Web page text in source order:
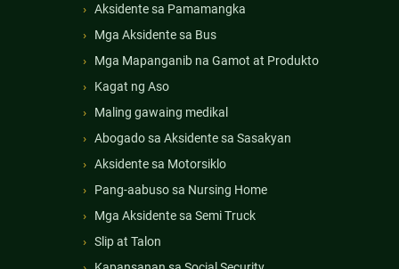
Aksidente sa Pamamangka
Mga Aksidente sa Bus
Mga Mapanganib na Gamot at Produkto
Kagat ng Aso
Maling gawaing medikal
Abogado sa Aksidente sa Sasakyan
Aksidente sa Motorsiklo
Pang-aabuso sa Nursing Home
Mga Aksidente sa Semi Truck
Slip at Talon